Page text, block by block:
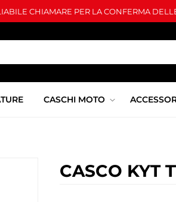
CHIAMARE PER LA CONFERMA
CASCHI MOTO
CASCO KYT